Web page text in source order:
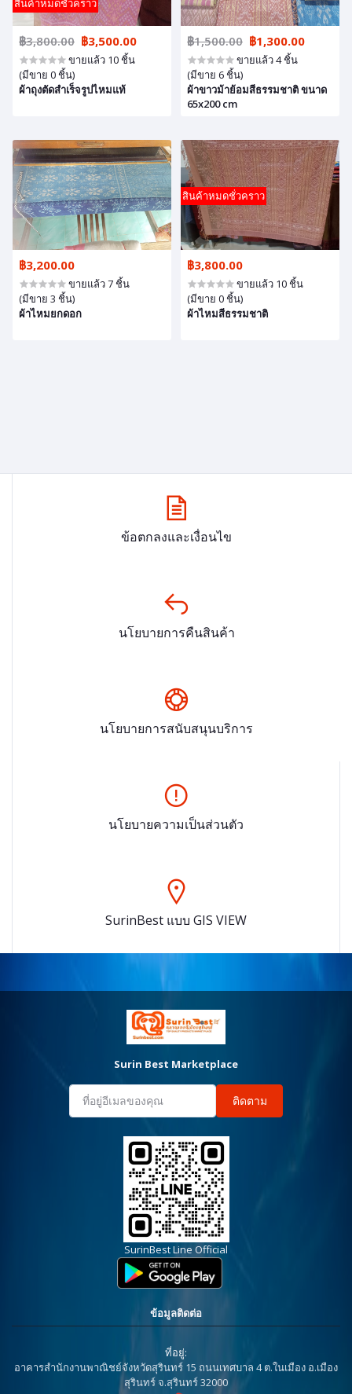
฿3,800.00 ฿3,500.00
ขายแล้ว 10 ชิ้น
(มีขาย 0 ชิ้น)
ผ้าถุงตัดสำเร็จรูปไหมแท้
฿1,500.00 ฿1,300.00
ขายแล้ว 4 ชิ้น
(มีขาย 6 ชิ้น)
ผ้าขาวม้าย้อมสีธรรมชาติ ขนาด
65x200 cm
฿3,200.00
ขายแล้ว 7 ชิ้น
(มีขาย 3 ชิ้น)
ผ้าไหมยกดอก
สินค้าหมดชั่วคราว
฿3,800.00
ขายแล้ว 10 ชิ้น
(มีขาย 0 ชิ้น)
ผ้าไหมสีธรรมชาติ
ข้อตกลงและเงื่อนไข
นโยบายการคืนสินค้า
นโยบายการสนับสนุนบริการ
นโยบายความเป็นส่วนตัว
SurinBest แบบ GIS VIEW
Surin Best Marketplace
ติดตาม
SurinBest Line Official
ข้อมูลติดต่อ
ที่อยู่:
อาคารสำนักงานพาณิชย์จังหวัดสุรินทร์ 15 ถนนเทศบาล 4 ต.ในเมือง อ.เมือง
สุรินทร์ จ.สุรินทร์ 32000